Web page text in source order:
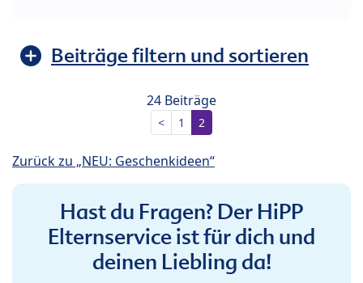
Beiträge filtern und sortieren
24 Beiträge
< 1 2
Zurück zu „NEU: Geschenkideen“
Hast du Fragen? Der HiPP
Elternservice ist für dich und
deinen Liebling da!